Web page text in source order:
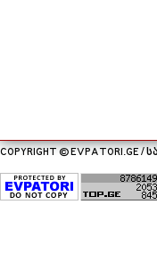
COPYRIGHT ©